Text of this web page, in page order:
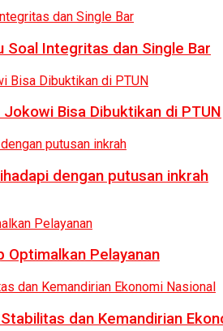
Soal Integritas dan Single Bar
Bisa Dibuktikan di PTUN
dengan putusan inkrah
Optimalkan Pelayanan
dan Kemandirian